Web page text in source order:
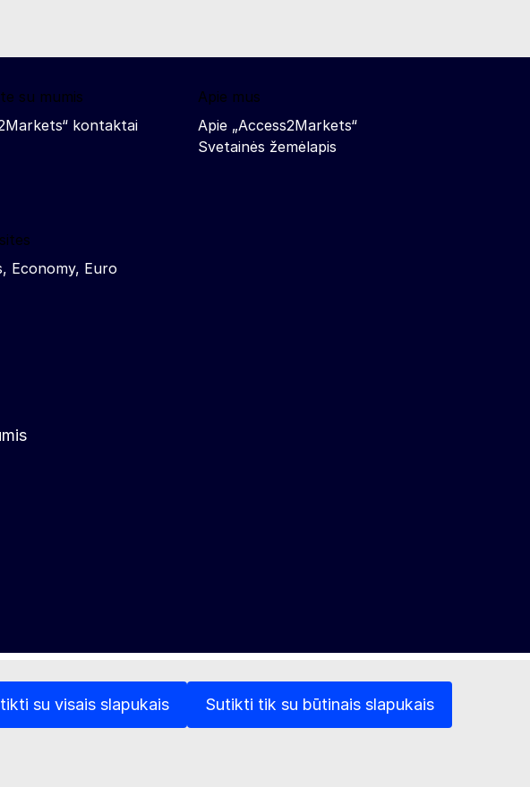
su visais slapukais Sutikti tik su būtinais slapukais
su mumis
kontaktai
Apie mus
Apie „Access2Markets“
Svetainės žemėlapis
Economy, Euro